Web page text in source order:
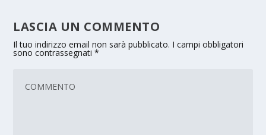
LASCIA UN COMMENTO
Il tuo indirizzo email non sarà pubblicato. I campi obbligatori
sono contrassegnati*